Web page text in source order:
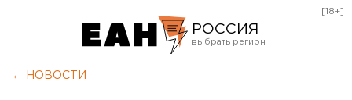
РОССИЯ
[18+]
← НОВОСТИ